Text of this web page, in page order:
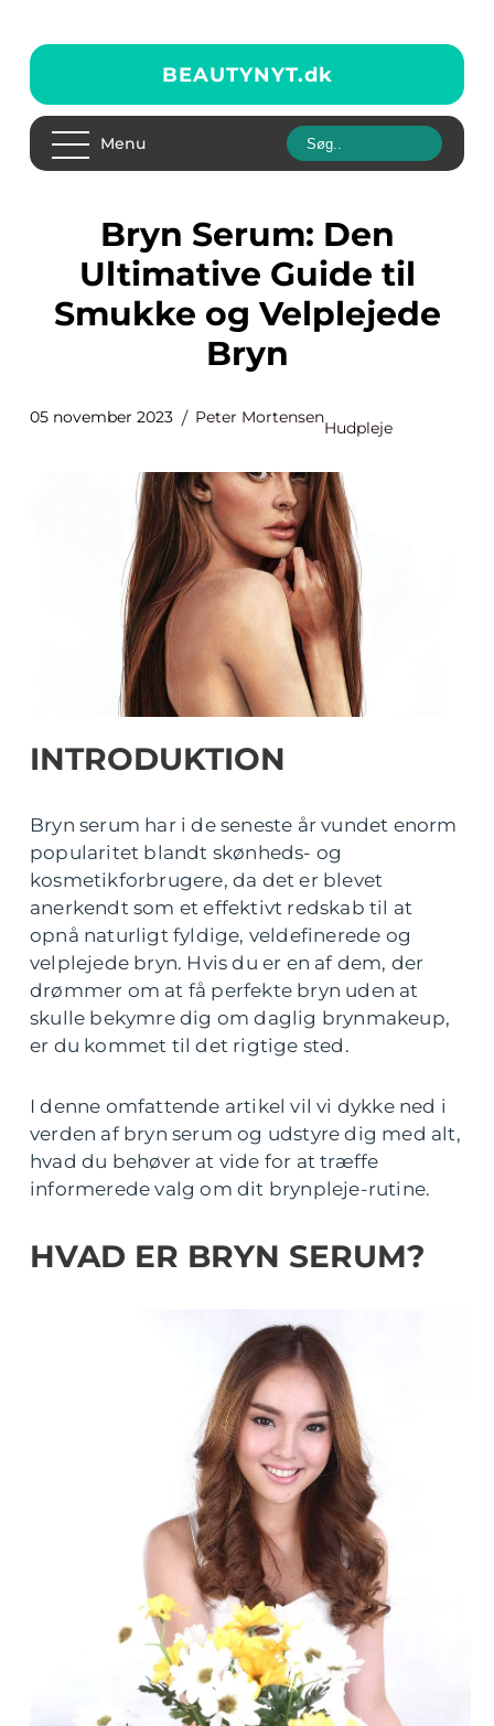
BEAUTYNYT.dk
Menu
Bryn Serum: Den
Ultimative Guide til
Smukke og Velplejede
Bryn
05 november 2023 Peter Mortensen
Hudpleje
INTRODUKTION
Bryn serum har i de seneste år vundet enorm
popularitet blandt skønheds- og
kosmetikforbrugere, da det er blevet
anerkendt som et effektivt redskab til at
opnå naturligt fyldige, veldefinerede og
velplejede bryn. Hvis du er en af dem, der
drømmer om at få perfekte bryn uden at
skulle bekymre dig om daglig brynmakeup,
er du kommet til det rigtige sted.
I denne omfattende artikel vil vi dykke ned i
verden af bryn serum og udstyre dig med alt,
hvad du behøver at vide for at træffe
informerede valg om dit brynpleje-rutine.
HVAD ER BRYN SERUM?